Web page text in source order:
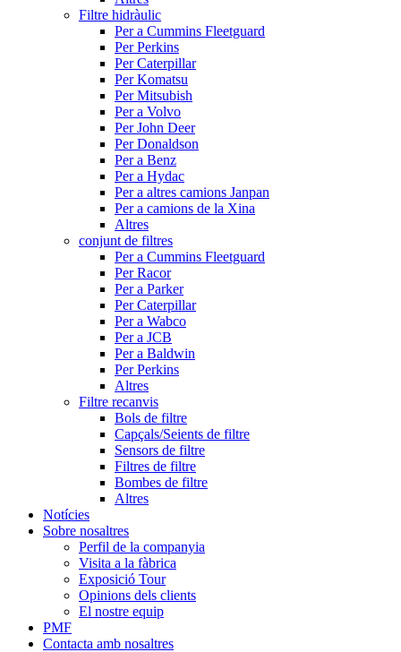
Filtre hidràulic
Per a Cummins Fleetguard
Per Perkins
Per Caterpillar
Per Komatsu
Per Mitsubish
Per a Volvo
Per John Deer
Per Donaldson
Per a Benz
Per a Hydac
Per a altres camions Janpan
Per a camions de la Xina
Altres
conjunt de filtres
Per a Cummins Fleetguard
Per Racor
Per a Parker
Per Caterpillar
Per a Wabco
Per a JCB
Per a Baldwin
Per Perkins
Altres
Filtre recanvis
Bols de filtre
Capçals/Seients de filtre
Sensors de filtre
Filtres de filtre
Bombes de filtre
Altres
Notícies
Sobre nosaltres
Perfil de la companyia
Visita a la fàbrica
Exposició Tour
Opinions dels clients
El nostre equip
PMF
Contacta amb nosaltres